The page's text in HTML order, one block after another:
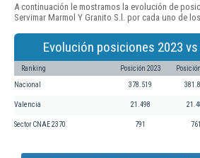
A continuación le mostramos la evolución de
Servimar Marmol Y Granito S.l. por cada uno de
Evolución posiciones 2023
Ranking Posición 2023
Nacional 378.519
Valencia 21.498
Sector CNAE 2370 791 761